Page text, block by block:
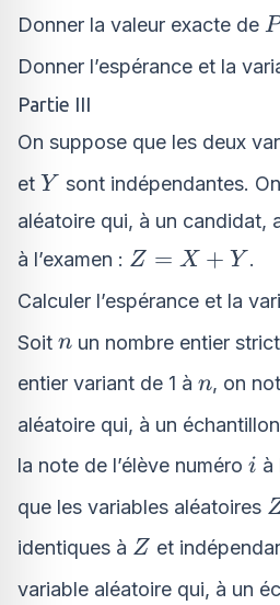
Donner la valeur exacte de P
Donner l’espérance et la
Partie III
On suppose que les deux
et Y
Y sont indépendantes.
aléatoire qui, à un candidat,
à l’examen : Z
=
X
+
Y
Z = X + Y .
Calculer l’espérance et la
Soit n
n un nombre entier
entier variant de 1 à n
n, on
aléatoire qui, à un
la note de l’élève numéro i
i à
que les variables aléatoires
identiques à Z
Z et
variable aléatoire qui, à un